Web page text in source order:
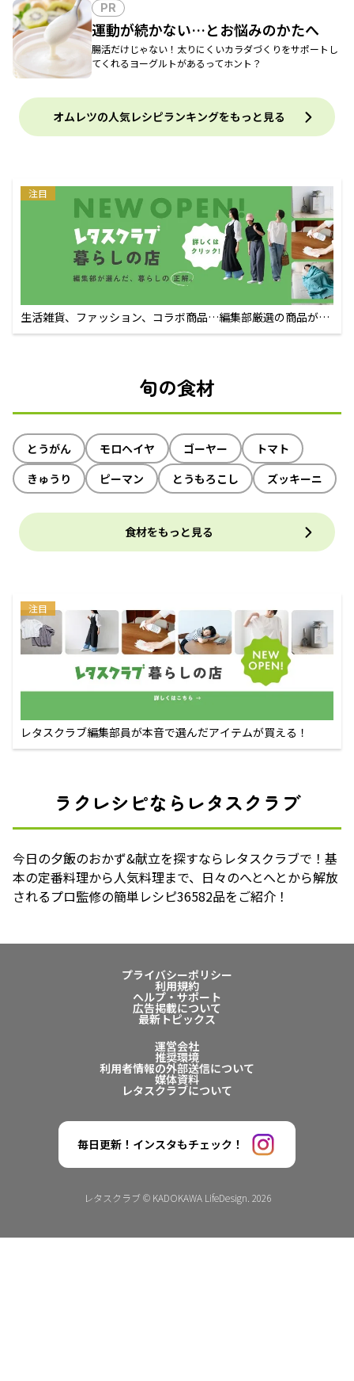
PR
運動が続かない…とお悩みのかたへ
腸活だけじゃない！太りにくいカラダづくりをサポートし
てくれるヨーグルトがあるってホント？
オムレツの人気レシピランキングをもっと見る
注目
生活雑貨、ファッション、コラボ商品…編集部厳選の商品が買
えるECサイト
旬の食材
とうがん モロヘイヤ ゴーヤー
トマト
きゅうり
ピーマン とうもろこし ズッキーニ
食材をもっと見る
注目
レタスクラブ編集部員が本音で選んだアイテムが買える！
ラクレシピならレタスクラブ
今日の夕飯のおかず&献立を探すならレタスクラブで！基
本の定番料理から人気料理まで、日々のへとへとから解放
されるプロ監修の簡単レシピ36582品をご紹介！
プライバシーポリシー
利用規約
ヘルプ・サポート
広告掲載について
最新トピックス
運営会社
推奨環境
利用者情報の外部送信について
媒体資料
レタスクラブについて
毎日更新！インスタもチェック！
レタスクラブ © KADOKAWA LifeDesign. 2026